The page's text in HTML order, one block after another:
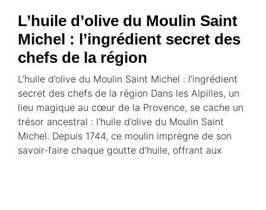
L’huile d’olive du Moulin Saint
Michel : l’ingrédient secret des
chefs de la région
L’huile d’olive du Moulin Saint Michel : l’ingrédient
secret des chefs de la région Dans les Alpilles, un
lieu magique au cœur de la Provence, se cache un
trésor ancestral : l’huile d’olive du Moulin Saint
Michel. Depuis 1744, ce moulin imprègne de son
savoir-faire chaque goutte d’huile, offrant aux